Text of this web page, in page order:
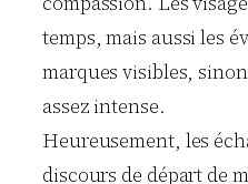
temps, mais aussi les
marques visibles,
assez intense.
Heureusement, les
discours de départ de